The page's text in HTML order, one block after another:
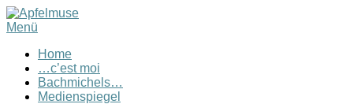
Menü
Home
…c’est moi
Bachmichels…
Medienspiegel